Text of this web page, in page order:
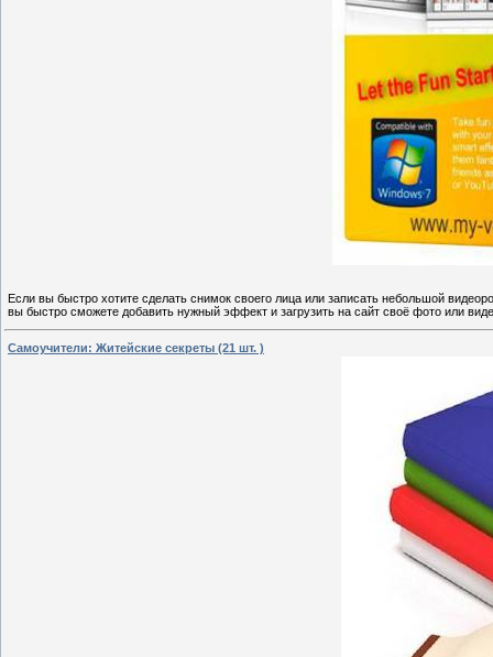
Если вы быстро хотите сделать снимок своего лица или записать небольшой
вы быстро сможете добавить нужный эффект и загрузить на сайт своё фото или
Самоучители: Житейские секреты (21 шт. )